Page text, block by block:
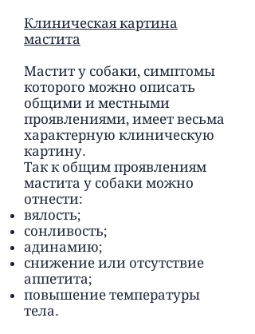
Клиническая картина
мастита
Мастит у собаки, симптомы
которого можно описать
общими и местными
проявлениями, имеет весьма
характерную клиническую
картину.
Так к общим проявлениям
мастита у собаки можно
отнести:
вялость;
сонливость;
адинамию;
снижение или отсутствие
аппетита;
повышение температуры
тела.